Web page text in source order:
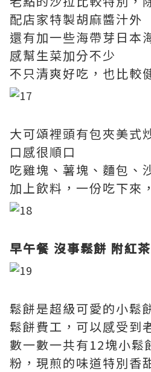
配店家特製胡麻醬汁外
還有加一些海帶芽日本
感幫生菜加分不少
不只清爽好吃，也比較
大可頌裡頭有包夾美式
口感很順口
吃雞塊、薯塊、麵包、
加上飲料，一份吃下來
早午餐 沒事鬆餅 附紅
鬆餅是超級可愛的小鬆
鬆餅費工，可以感受到
數一數一共有12塊小鬆
粉，現煎的味道特別香